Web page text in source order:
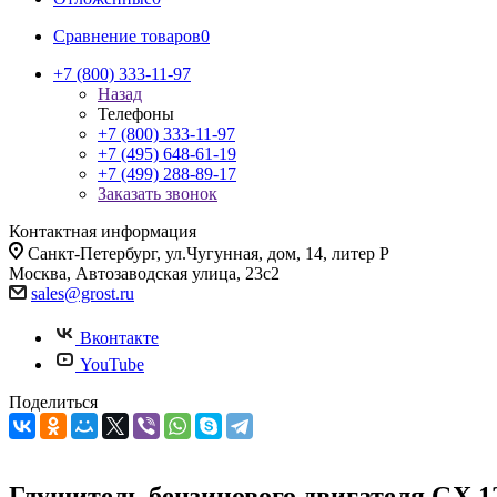
Сравнение товаров0
+7 (800) 333-11-97
Назад
Телефоны
+7 (800) 333-11-97
+7 (495) 648-61-19
+7 (499) 288-89-17
Заказать звонок
Контактная информация
Санкт-Петербург, ул.Чугунная, дом, 14, литер Р
Москва, Автозаводская улица, 23с2
sales@grost.ru
Вконтакте
YouTube
Поделиться